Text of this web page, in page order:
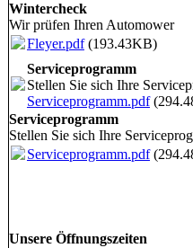
Wintercheck
Wir prüfen Ihren Automower
Fleyer.pdf(193.43KB)
Serviceprogramm
Stellen Sie sich Ihre
Serviceprogramm.pdf
Serviceprogramm
Stellen Sie sich Ihre
Serviceprogramm.pdf
Unsere Öffnungszeiten